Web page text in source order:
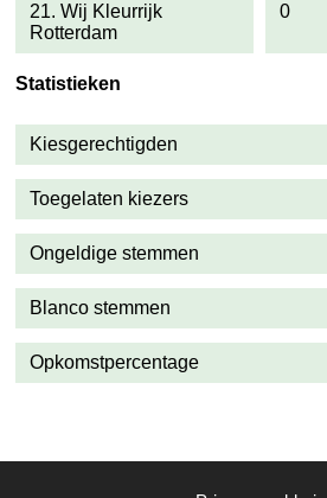
21. Wij Kleurrijk
Rotterdam
0
Statistieken
Kiesgerechtigden
Toegelaten kiezers
Ongeldige stemmen
Blanco stemmen
Opkomstpercentage